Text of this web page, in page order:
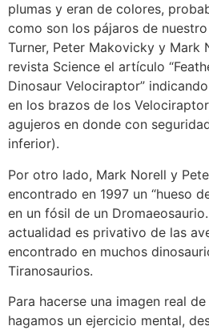
plumas y eran de colores,
como son los pájaros de
Turner, Peter Makovicky y Mark
revista Science el artículo
Dinosaur Velociraptor”
en los brazos de los
agujeros en donde con
inferior).
Por otro lado, Mark Norell y
encontrado en 1997 un “hueso
en un fósil de un
actualidad es privativo de las
encontrado en muchos
Tiranosaurios.
Para hacerse una imagen real
hagamos un ejercicio mental,